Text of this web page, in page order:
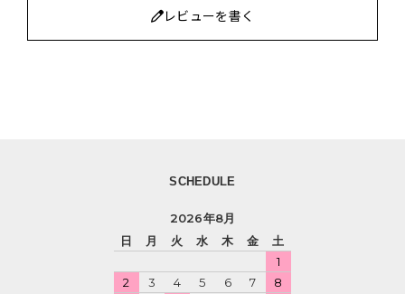
レビューを書く
SCHEDULE
2026年8月
日
月 火 水 木 金
土
1
2
3 4 5 6 7
8